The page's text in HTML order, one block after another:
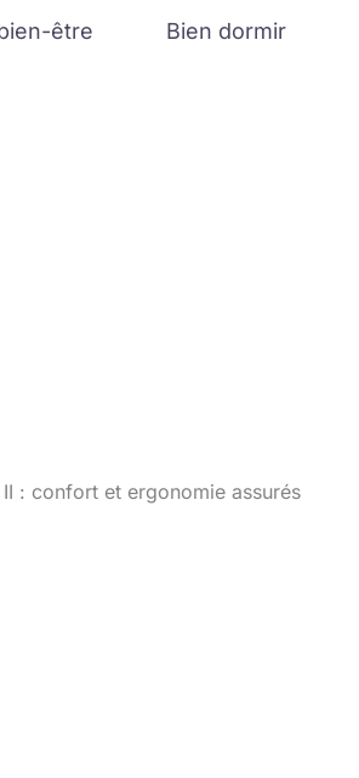
être Bien dormir
: confort et ergonomie assurés